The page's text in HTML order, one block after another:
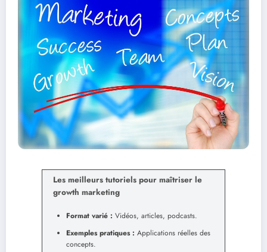
Les meilleurs tutoriels pour maîtriser le
growth marketing
Format varié : Vidéos, articles, podcasts.
Exemples pratiques : Applications réelles des
concepts.